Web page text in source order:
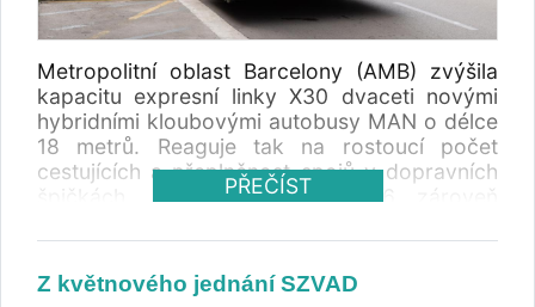
Metropolitní oblast Barcelony (AMB) zvýšila
kapacitu expresní linky X30 dvaceti novými
hybridními kloubovými autobusy MAN o délce
18 metrů. Reaguje tak na rostoucí počet
cestujících a přeplněnost spojů v dopravních
špičkách. Od 10. června 2026 zároveň
de Llobregat.
PŘEČÍST
Z květnového jednání SZVAD